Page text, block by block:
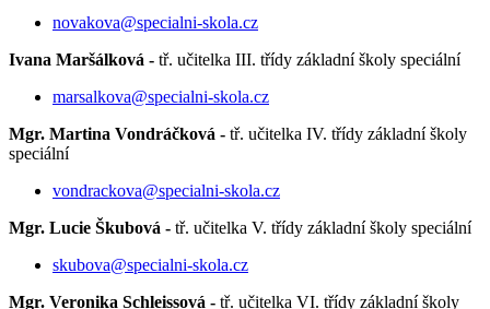
novakova@specialni-skola.cz
Ivana Maršálková - tř. učitelka III. třídy základní školy speciální
marsalkova@specialni-skola.cz
Mgr. Martina Vondráčková - tř. učitelka IV. třídy základní školy
speciální
vondrackova@specialni-skola.cz
Mgr. Lucie Škubová - tř. učitelka V. třídy základní školy speciální
skubova@specialni-skola.cz
Mgr. Veronika Schleissová - tř. učitelka VI. třídy základní školy